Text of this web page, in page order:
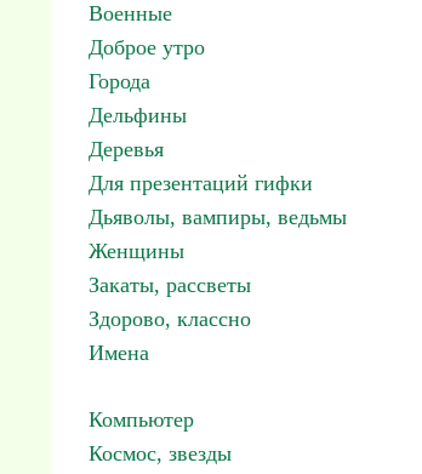
Военные
Доброе утро
Города
Дельфины
Деревья
Для презентаций гифки
Дьяволы, вампиры, ведьмы
Женщины
Закаты, рассветы
Здорово, классно
Имена
Компьютер
Космос, звезды